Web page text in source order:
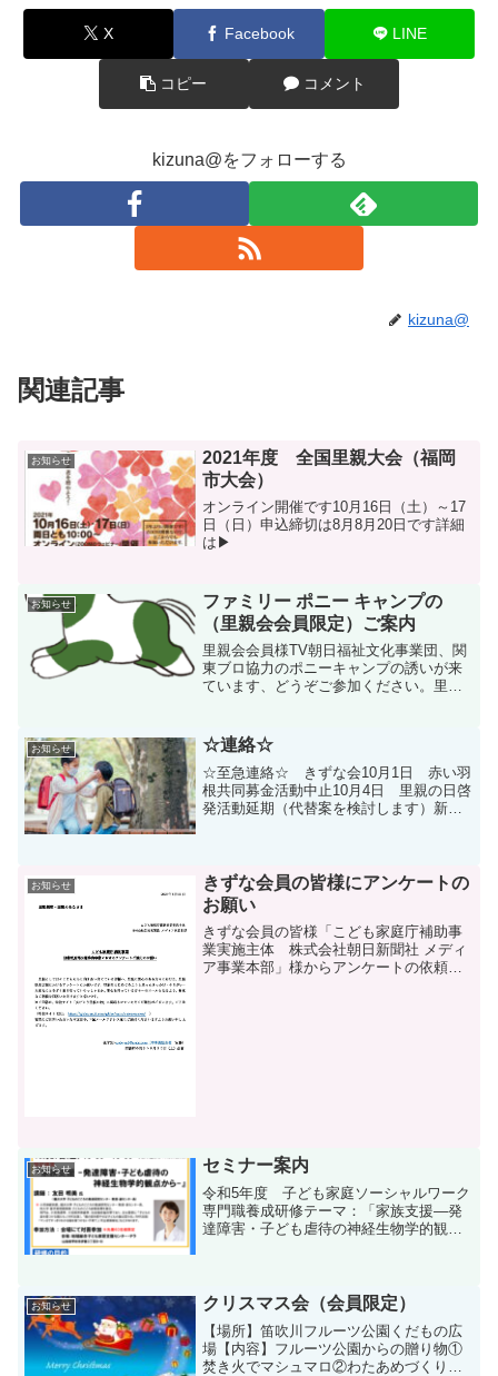
X Facebook LINE
コピー コメント
kizuna@をフォローする
kizuna@
関連記事
お知らせ
2021年度 全国里親大会（福岡
市大会）
オンライン開催です10月16日（土）～17
日（日）申込締切は8月8月20日です詳細
は▶
お知らせ
ファミリー ポニー キャンプの
（里親会会員限定）ご案内
里親会会員様TV朝日福祉文化事業団、関
東ブロ協力のポニーキャンプの誘いが来
ています、どうぞご参加ください。里親
家族情報
お知らせ ☆連絡☆
☆至急連絡☆ きずな会10月1日 赤い羽
根共同募金活動中止10月4日 里親の日啓
発活動延期（代替案を検討します）新型
ない決定をさ...
お知らせ
きずな会員の皆様にアンケートの
お願い
きずな会員の皆様「こども家庭庁補助事
業実施主体 株式会社朝日新聞社 メディ
ア事業本部」様からアンケートの依頼が
お知らせ セミナー案内
令和5年度 子ども家庭ソーシャルワーク
専門職養成研修テーマ：「家族支援―発
達障害・子ども虐待の神経生物学的観点
会場にて対...
お知らせ クリスマス会（会員限定）
【場所】笛吹川フルーツ公園くだもの広
場【内容】フルーツ公園からの贈り物①
焚き火でマシュマロ②わたあめづくり③